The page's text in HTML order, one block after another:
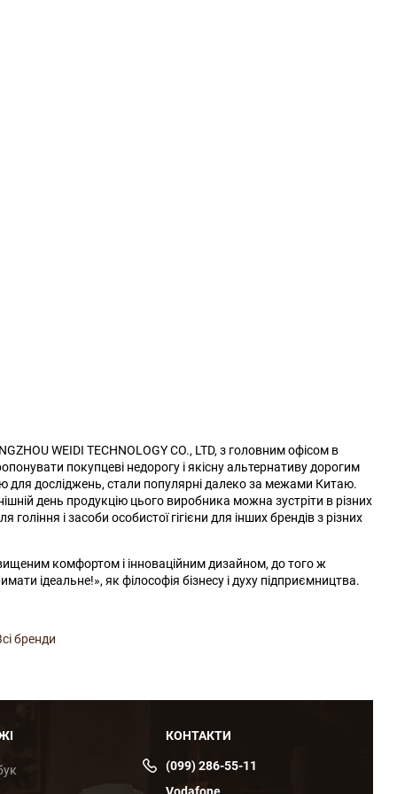
WEIDI TECHNOLOGY CO., LTD, з головним офісом в
покупцеві недорогу і якісну альтернативу дорогим
для досліджень, стали популярні далеко за межами Китаю.
день продукцію цього виробника можна зустріти в різних
і засоби особистої гігієни для інших брендів з різних
комфортом і інноваційним дизайном, до того ж
ідеальне!», як філософія бізнесу і духу підприємництва.
бренди
КОНТАКТИ
(099) 286-55-11